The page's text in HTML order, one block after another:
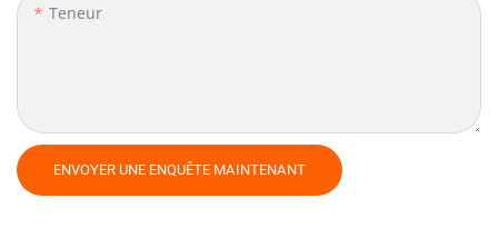
Teneur
ENVOYER UNE ENQUÊTE MAINTENANT